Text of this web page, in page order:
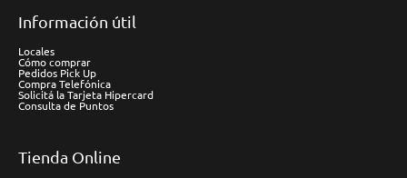
Información útil
Locales
Cómo comprar
Pedidos Pick Up
Compra Telefónica
Solicitá la Tarjeta Hipercard
Consulta de Puntos
Tienda Online